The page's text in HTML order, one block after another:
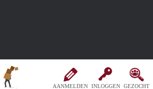
AANMELDEN INLOGGEN GEZOCHT